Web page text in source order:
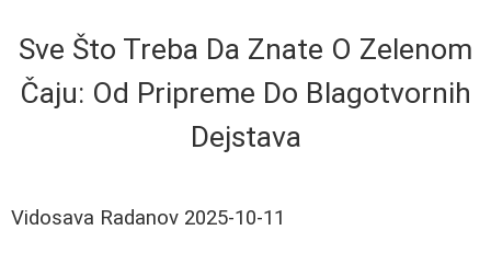
Sve Što Treba Da Znate O Zelenom
Čaju: Od Pripreme Do Blagotvornih
Dejstava
Vidosava Radanov 2025-10-11